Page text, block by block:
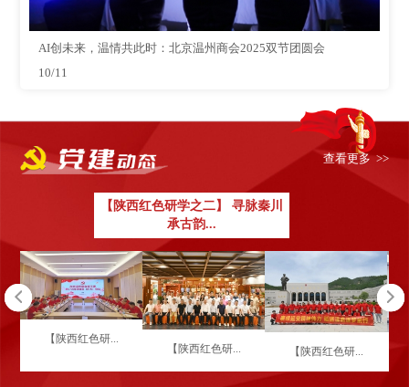
AI创未来，温情共此时：北京温州商会2025双节团圆会
10/11
查看更多 >>
【陕西红色研...
【陕西红色研...
【陕西红色研学之二】 寻脉秦川
承古韵...
【陕西红色研...